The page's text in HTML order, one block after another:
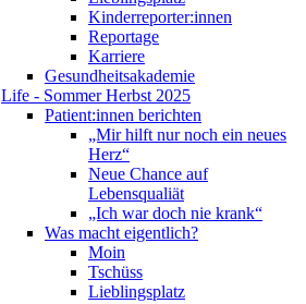
Kinderreporter:innen
Reportage
Karriere
Gesundheitsakademie
Life - Sommer Herbst 2025
Patient:innen berichten
„Mir hilft nur noch ein neues
Herz“
Neue Chance auf
Lebensqualiät
„Ich war doch nie krank“
Was macht eigentlich?
Moin
Tschüss
Lieblingsplatz